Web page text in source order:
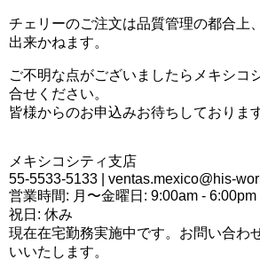
チェリーのご注文は品質管理の都合上
出来かねます。
ご不明な点がございましたらメキシコ
合せください。
皆様からのお申込みお待ちしておりま
メキシコシティ支店
55-5533-5133 | ventas.mexico@his-
営業時間: 月〜金曜日: 9:00am - 6:00pm
祝日: 休み
現在在宅勤務実施中です。お問い合わ
いいたします。